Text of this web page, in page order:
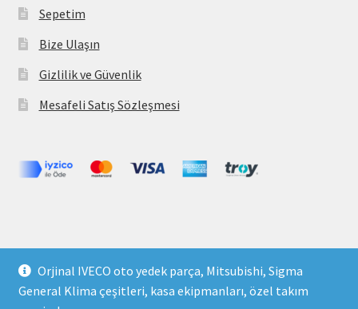
Orjinal IVECO oto yedek parça, Mitsubishi, Sigma
General Klima çeşitleri, kasa ekipmanları, özel takım
Sepetim
Bize Ulaşın
Gizlilik ve Güvenlik
Mesafeli Satış Sözleşmesi
Copyright 2021 © parcavs.com Tüm hakları saklıdır. Kredi
kartı bilgileriniz 256bit SSL sertifikası ile korunmaktadır.